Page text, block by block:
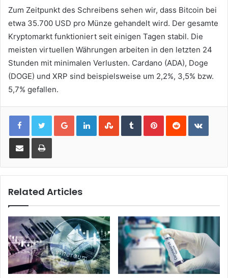
Zum Zeitpunkt des Schreibens sehen wir, dass Bitcoin bei
etwa 35.700 USD pro Münze gehandelt wird. Der gesamte
Kryptomarkt funktioniert seit einigen Tagen stabil. Die
meisten virtuellen Währungen arbeiten in den letzten 24
Stunden mit minimalen Verlusten. Cardano (ADA), Doge
(DOGE) und XRP sind beispielsweise um 2,2%, 3,5% bzw.
5,7% gefallen.
Google+LinkedInStumbleUpon
TumblrPinterestReddit
Share via Email Print
Related Articles